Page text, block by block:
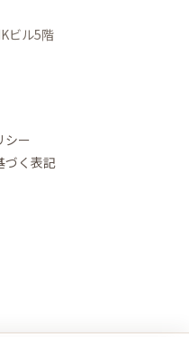
ビル5階
シー
づく表記